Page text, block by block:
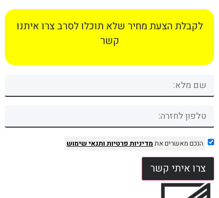
לקבלת הצעת מחיר שלא תוכלו לסרב צרו איתנו
קשר
הנכם מאשרים אתמדיניות פרטיותותנאי שימוש
צרו איתי קשר